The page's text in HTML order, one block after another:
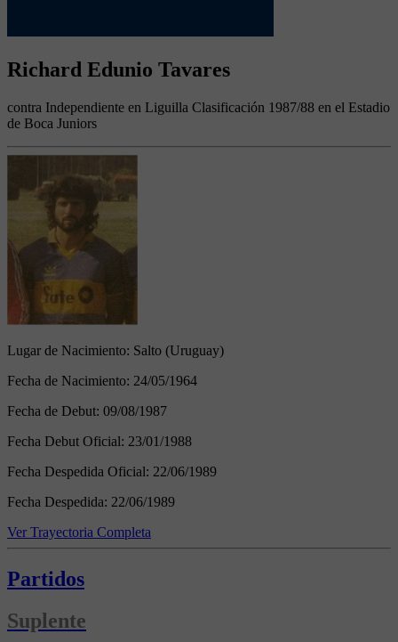
Richard Edunio Tavares
contra Independiente en Liguilla Clasificación 1987/88 en el Estadio
de Boca Juniors
Lugar de Nacimiento: Salto (Uruguay)
Fecha de Nacimiento: 24/05/1964
Fecha de Debut: 09/08/1987
Fecha Debut Oficial: 23/01/1988
Fecha Despedida Oficial: 22/06/1989
Fecha Despedida: 22/06/1989
Ver Trayectoria Completa
Partidos
Suplente